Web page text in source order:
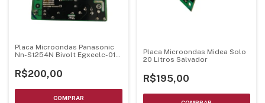
Placa Microondas Panasonic
Nn-St254N Bivolt Egxeelc-01-
R$200,00
Placa Microondas Midea Solo
20 Litros Salvador
R$195,00